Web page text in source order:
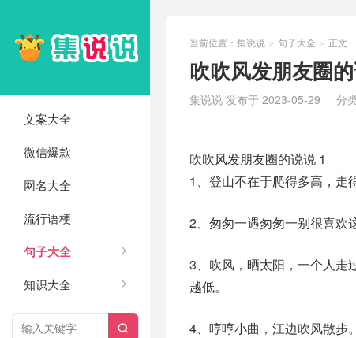
文案大全
微信爆款
网名大全
流行语梗
句子大全
知识大全

当前位置： 集说说 > 句子大全 > 正文
吹吹风发朋友圈
集说说 发布于 2023-05-29 分
吹吹风发朋友圈的说说 1
1、登山不在于爬得多高，走
2、匆匆一遇匆匆一别很喜欢
3、吹风，晒太阳，一个人走
越低。
4、哼哼小曲，江边吹风散步